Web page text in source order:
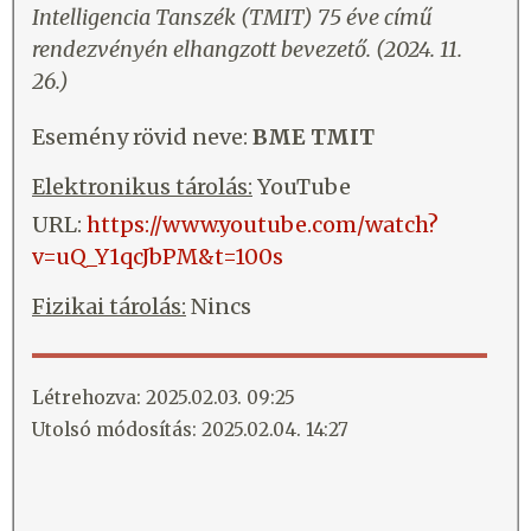
Intelligencia Tanszék (TMIT) 75 évecímű
rendezvényén elhangzott bevezető. (2024. 11.
26.)
Esemény rövid neve: BME TMIT
Elektronikus tárolás: YouTube
URL: https://www.youtube.com/watch?
v=uQ_Y1qcJbPM&t=100s
Fizikai tárolás: Nincs
Létrehozva: 2025.02.03. 09:25
Utolsó módosítás: 2025.02.04. 14:27